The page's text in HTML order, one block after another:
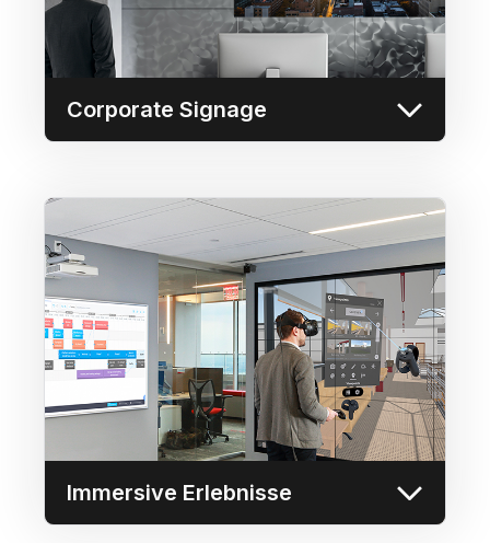
Corporate Signage
Markenbotschaften, Werbeaktionen und
Veranstaltungsinformationen präsentieren,
um effektiv mit Mitarbeitern und Besuchern
zu kommunizieren.
Immersive Erlebnisse
Immersive Erlebnisse
Verbessern Sie die Zusammenarbeit mit
einem beliebigen Bildschirm, um
gemeinsame Inhalte, Screencasts und
Multimedia-Präsentationen zu zeigen und so
die Zusammenarbeit zu fördern.
Mehr erfahren